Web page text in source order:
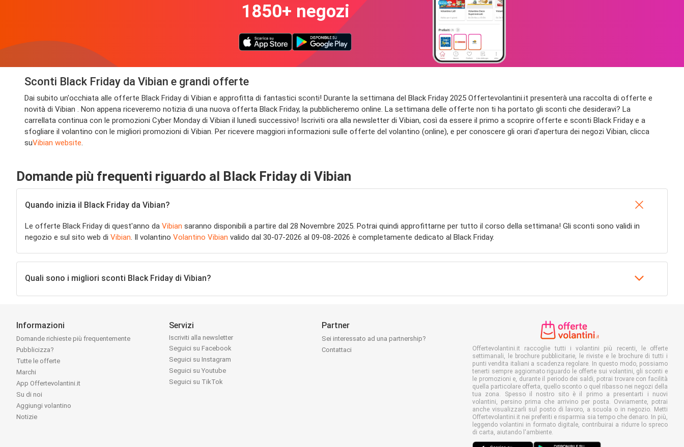
1850+ negozi
Sconti Black Friday da Vibian e grandi offerte
Dai subito un'occhiata alle offerte Black Friday di Vibian e approfitta di fantastici sconti! Durante la settimana del Black Friday 2025 Offertevolantini.it presenterà una raccolta di offerte e
novità di Vibian . Non appena riceveremo notizia di una nuova offerta Black Friday, la pubblicheremo online. La settimana delle offerte non ti ha portato gli sconti che desideravi? La
carrellata continua con le promozioni Cyber Monday di Vibian il lunedì successivo! Iscriviti ora alla newsletter di Vibian, così da essere il primo a scoprire offerte e sconti Black Friday e a
sfogliare il volantino con le migliori promozioni di Vibian. Per ricevere maggiori informazioni sulle offerte del volantino (online), e per conoscere gli orari d'apertura dei negozi Vibian, clicca
suVibian website.
Domande più frequenti riguardo al Black Friday di Vibian
Quando inizia il Black Friday da Vibian?
Le offerte Black Friday di quest'anno da Vibian saranno disponibili a partire dal 28 Novembre 2025. Potrai quindi approfittarne per tutto il corso della settimana! Gli sconti sono validi in
negozio e sul sito web di Vibian. Il volantino Volantino Vibian valido dal 30-07-2026 al 09-08-2026 è completamente dedicato al Black Friday.
Quali sono i migliori sconti Black Friday di Vibian?
Informazioni
Domande richieste più frequentemente
Pubblicizza?
Tutte le offerte
Marchi
App Offertevolantini.it
Su di noi
Aggiungi volantino
Notizie
Servizi
Iscriviti alla newsletter
Seguici su Facebook
Seguici su Instagram
Seguici su Youtube
Seguici su TikTok
Partner
Sei interessato ad una partnership?
Contattaci
Offertevolantini.it raccoglie tutti i volantini più recenti, le offerte
settimanali, le brochure pubblicitarie, le riviste e le brochure di tutti i
punti vendita italiani a scadenza regolare. In questo modo, possiamo
tenerti sempre aggiornato riguardo le offerte sui volantini, gli sconti e
le promozioni e, durante il periodo dei saldi, potrai trovare con facilità
quella particolare offerta, quello sconto o quel ribasso nei negozi della
tua zona. Spesso il nostro sito è il primo a presentarti i nuovi
volantini, persino prima che arrivino per posta. Ovviamente, potrai
anche visualizzarli sul posto di lavoro, a scuola o in negozio. Metti
Offertevolantini.it nei preferiti e risparmia sia tempo che denaro. In più,
leggendo volantini in formato digitale, contribuirai a ridurre lo spreco
di carta, aiutando l'ambiente.